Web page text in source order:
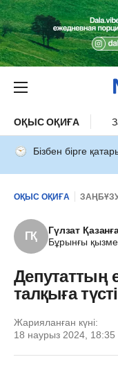
ОҚЫС ОҚИҒА
Бізбен бірге
ОҚЫС ОҚИҒА
ГҚ
Гүлзат
Бұрынғы
Депутаттың
талқыға түсті
Жарияланған күні:
18 наурыз 2024, 18:35